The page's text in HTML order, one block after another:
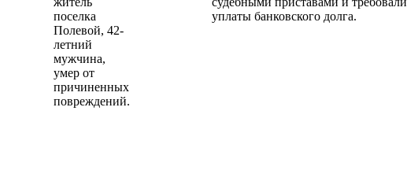
поселка
Полевой, 42-
летний
мужчина,
умер от
причиненных
повреждений.
уплаты банковского долга.